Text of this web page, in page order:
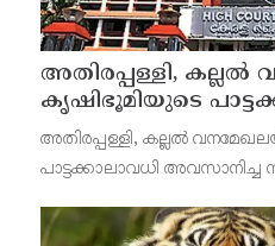
അതിരപ്പള്ളി, കല്ലൽ
കൃഷിഭൂമിയുടെ
അവസാനിച്ചു ; ഇനി
അതിരപ്പള്ളി, കല്ലൽ
പാട്ടക്കാലാവധി
അവകാശമില്ലെന്ന്